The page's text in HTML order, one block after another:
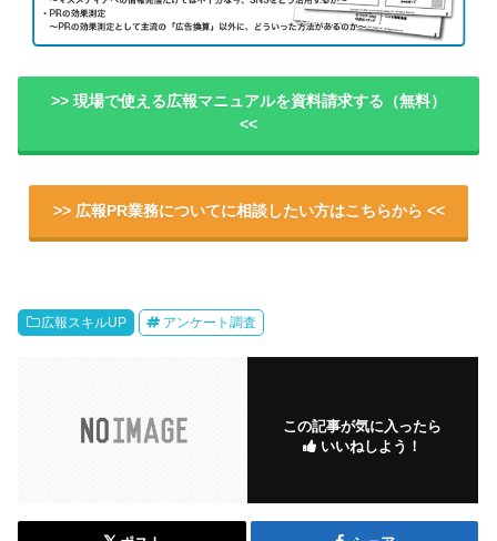
>> 現場で使える広報マニュアルを資料請求する（無料）
<<
>> 広報PR業務についてに相談したい方はこちらから <<
広報スキルUP アンケート調査
この記事が気に入ったら
いいねしよう！